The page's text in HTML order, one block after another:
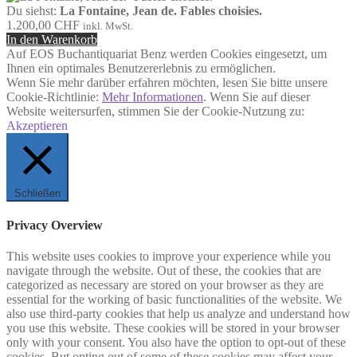
Du siehst: La Fontaine, Jean de. Fables choisies.
1.200,00 CHF inkl. MwSt.
In den Warenkorb
Auf EOS Buchantiquariat Benz werden Cookies eingesetzt, um
Ihnen ein optimales Benutzererlebnis zu ermöglichen.
Wenn Sie mehr darüber erfahren möchten, lesen Sie bitte unsere
Cookie-Richtlinie: Mehr Informationen. Wenn Sie auf dieser
Website weitersurfen, stimmen Sie der Cookie-Nutzung zu:
Akzeptieren
Schließen
Privacy Overview
This website uses cookies to improve your experience while you
navigate through the website. Out of these, the cookies that are
categorized as necessary are stored on your browser as they are
essential for the working of basic functionalities of the website. We
also use third-party cookies that help us analyze and understand how
you use this website. These cookies will be stored in your browser
only with your consent. You also have the option to opt-out of these